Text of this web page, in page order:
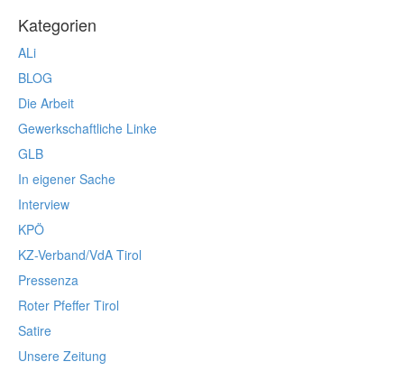
Kategorien
ALi
BLOG
Die Arbeit
Gewerkschaftliche Linke
GLB
In eigener Sache
Interview
KPÖ
KZ-Verband/VdA Tirol
Pressenza
Roter Pfeffer Tirol
Satire
Unsere Zeitung